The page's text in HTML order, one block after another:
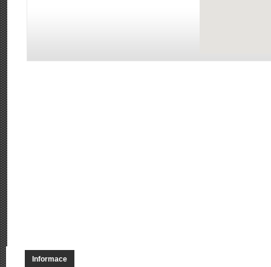
Informace